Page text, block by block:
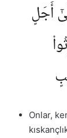
أَجَلٍ
Onlar,